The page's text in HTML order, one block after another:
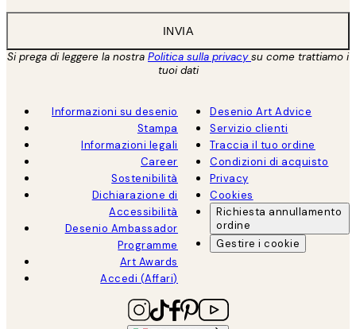
INVIA
Si prega di leggere la nostra Politica sulla privacysu come trattiamo i
tuoi dati
Informazioni su desenio
Stampa
Informazioni legali
Career
Sostenibilità
Dichiarazione di
Accessibilità
Desenio Ambassador
Programme
Art Awards
Accedi (Affari)
Desenio Art Advice
Servizio clienti
Traccia il tuo ordine
Condizioni di acquisto
Privacy
Cookies
Richiesta annullamento
ordine
Gestire i cookie